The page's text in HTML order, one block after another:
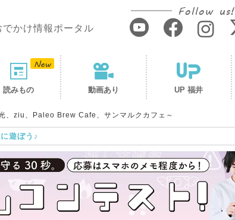
かけ情報ポータル
Follow us!
読みもの 動画あり UP 福井
、ziu、Paleo Brew Cafe、サンマルクカフェ～
遊ぼう♪